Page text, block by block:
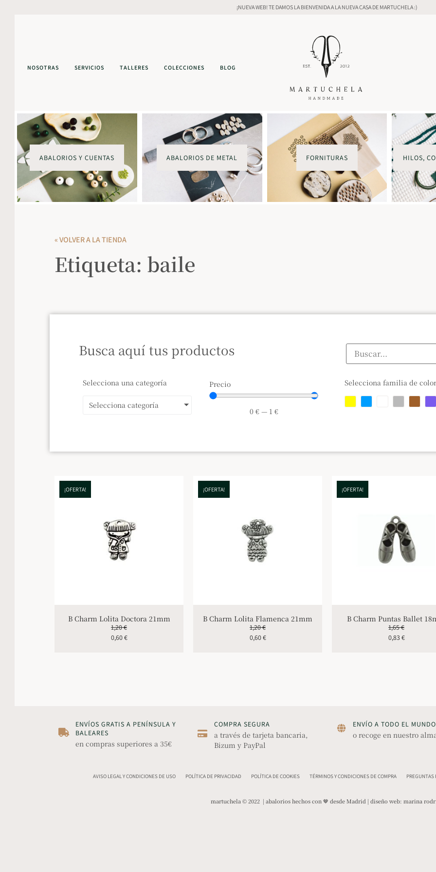
¡NUEVA WEB! TE DAMOS LA BIENVENIDA A LA NUEVA CASA DE MARTUCHELA :)
NOSOTRAS SERVICIOS TALLERES COLECCIONES BLOG
ABALORIOS Y CUENTAS ABALORIOS DE METAL FORNITURAS HILOS,
« VOLVER A LA TIENDA
Etiqueta: baile
Busca aquí tus productos
Selecciona una categoría
Selecciona categoría
Precio
0 €— 1 €
Selecciona familia de
¡OFERTA!
B Charm Lolita Doctora 21mm
1,20€
0,60€
¡OFERTA!
B Charm Lolita Flamenca 21mm
1,20€
0,60€
¡OFERTA!
B Charm Puntas Ballet
1,65€
0,83€
ENVÍOS GRATIS A PENÍNSULA Y
BALEARES
en compras superiores a 35€
COMPRA SEGURA
a través de tarjeta bancaria,
Bizum y PayPal
ENVÍO A TODO EL MUNDO
o recoge en nuestro
AVISO LEGAL Y CONDICIONES DE USO POLÍTICA DE PRIVACIDAD POLÍTICA DE COOKIES TÉRMINOS Y CONDICIONES DE COMPRA PREGUNTAS
martuchela © 2022 | abalorios hechos con 🤎 desde Madrid | diseño web: marina